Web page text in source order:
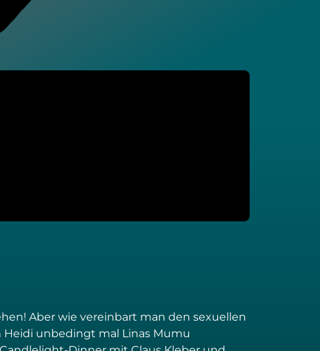
Aber wie vereinbart man den sexuellen
Heidi unbedingt mal Linas Mumu